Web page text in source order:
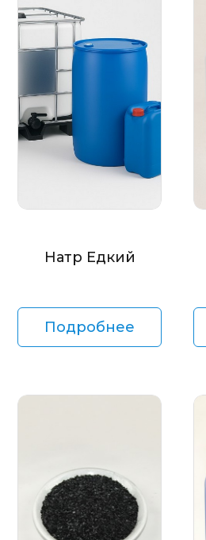
Натр Едкий
Подробнее